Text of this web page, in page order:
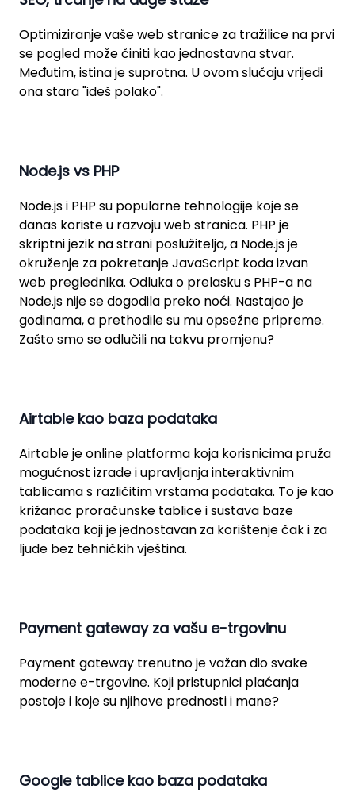
Optimiziranje vaše web stranice za tražilice na prvi
se pogled može činiti kao jednostavna stvar.
Međutim, istina je suprotna. U ovom slučaju vrijedi
ona stara "ideš polako".
Node.js vs PHP
Node.js i PHP su popularne tehnologije koje se
danas koriste u razvoju web stranica. PHP je
skriptni jezik na strani poslužitelja, a Node.js je
okruženje za pokretanje JavaScript koda izvan
web preglednika. Odluka o prelasku s PHP-a na
Node.js nije se dogodila preko noći. Nastajao je
godinama, a prethodile su mu opsežne pripreme.
Zašto smo se odlučili na takvu promjenu?
Airtable kao baza podataka
Airtable je online platforma koja korisnicima pruža
mogućnost izrade i upravljanja interaktivnim
tablicama s različitim vrstama podataka. To je kao
križanac proračunske tablice i sustava baze
podataka koji je jednostavan za korištenje čak i za
ljude bez tehničkih vještina.
Payment gateway za vašu e-trgovinu
Payment gateway trenutno je važan dio svake
moderne e-trgovine. Koji pristupnici plaćanja
postoje i koje su njihove prednosti i mane?
Google tablice kao baza podataka